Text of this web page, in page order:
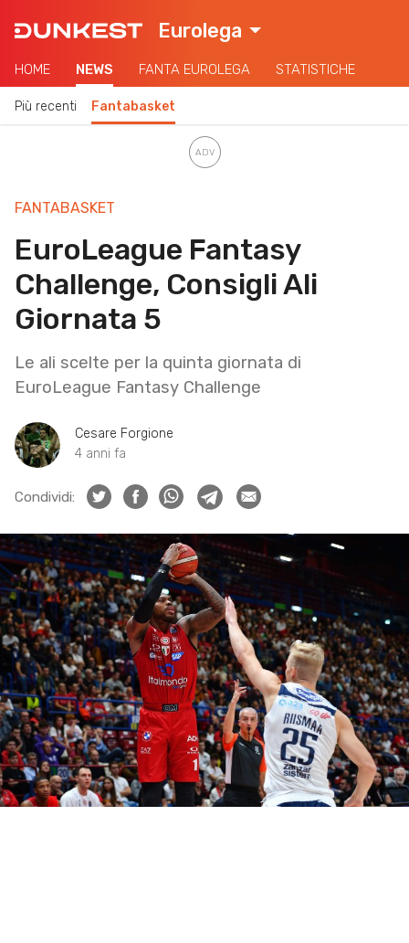
Eurolega
HOME NEWS FANTA EUROLEGA STATISTICHE
Più recenti Fantabasket
FANTABASKET
EuroLeague Fantasy
Challenge, Consigli Ali
Giornata 5
Le ali scelte per la quinta giornata di
EuroLeague Fantasy Challenge
Cesare Forgione
4 anni fa
Condividi: